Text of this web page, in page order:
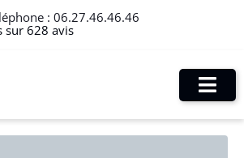
: 06.27.46.46.46
sur 628 avis